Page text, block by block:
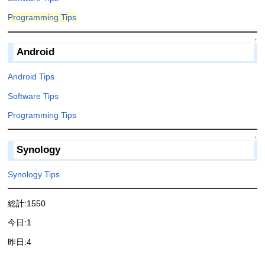
Programming Tips
↑
Android
Android Tips
Software Tips
Programming Tips
↑
Synology
Synology Tips
総計:1550
今日:1
昨日:4